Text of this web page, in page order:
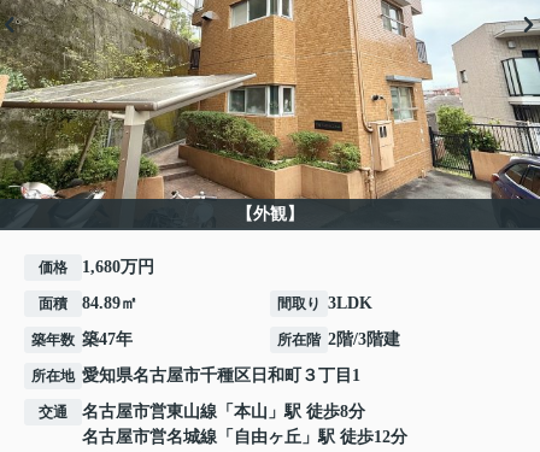
【外観】
価格 1,680万円
面積 84.89㎡ 間取り 3LDK
築年数 築47年 所在階 2階/3階建
所在地 愛知県名古屋市千種区 日和町 ３丁目1
交通 名古屋市営東山線 「 本山 」駅 徒歩8分
名古屋市営名城線 「 自由ヶ丘 」駅 徒歩12分